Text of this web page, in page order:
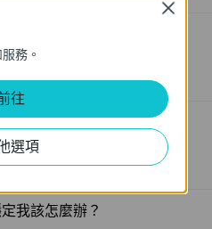
接到非管理型交換器時無法
器時網路速度很慢，該怎麼
我該怎麼辦？
務。
往
選項
Close